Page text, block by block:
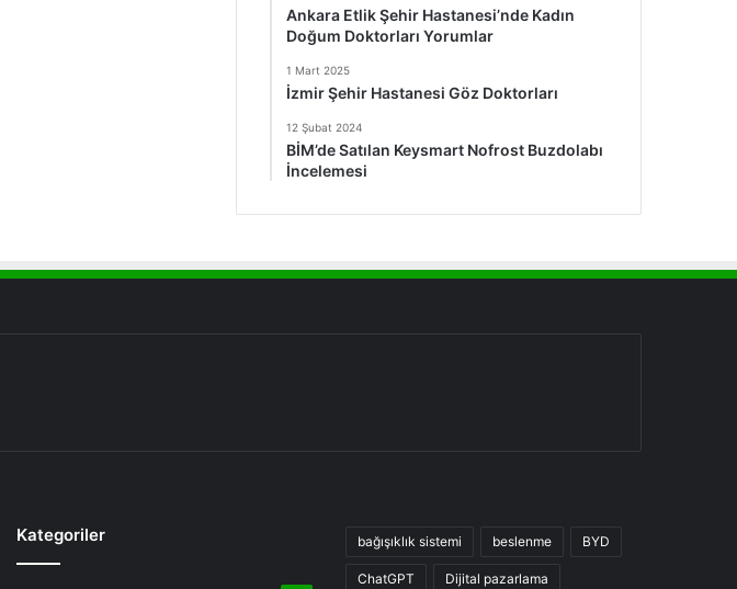
Ankara Etlik Şehir Hastanesi’nde Kadın
Doğum Doktorları Yorumlar
1 Mart 2025
İzmir Şehir Hastanesi Göz Doktorları
12 Şubat 2024
BİM’de Satılan Keysmart Nofrost Buzdolabı
İncelemesi
Kategoriler bağışıklık sistemi beslenme BYD
ChatGPT Dijital pazarlama